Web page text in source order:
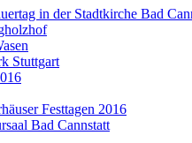
in der Stadtkirche Bad
Stuttgart
Festtagen 2016
Bad Cannstatt